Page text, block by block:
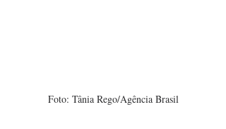
Foto: Tânia Rego/Agência Brasil